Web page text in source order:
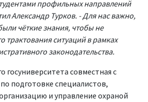
профильных направлений
Александр Турков. - Для нас важно,
чёткие знания, чтобы не
трактования ситуаций в рамках
законодательства.
госуниверситета совместная с
подготовке специалистов,
и управление охраной